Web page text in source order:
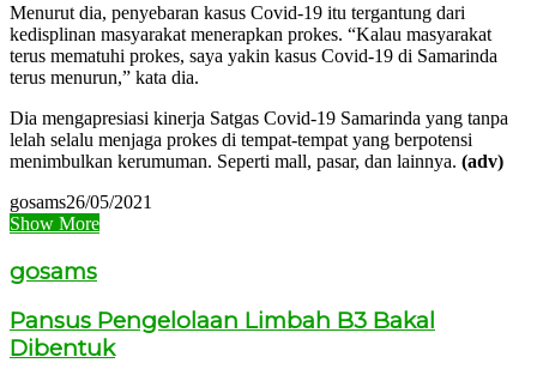
Menurut dia, penyebaran kasus Covid-19 itu tergantung dari
kedisplinan masyarakat menerapkan prokes. “Kalau masyarakat
terus mematuhi prokes, saya yakin kasus Covid-19 di Samarinda
terus menurun,” kata dia.
Dia mengapresiasi kinerja Satgas Covid-19 Samarinda yang tanpa
lelah selalu menjaga prokes di tempat-tempat yang berpotensi
menimbulkan kerumuman. Seperti mall, pasar, dan lainnya. (adv)
gosams26/05/2021
Show More
gosams
Pansus Pengelolaan Limbah B3 Bakal
Dibentuk